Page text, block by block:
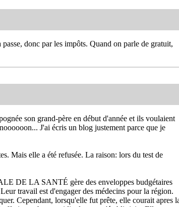
donc par les impôts. Quand on parle de gratuit,
son grand-père en début d'année et ils voulaient
J'ai écris un blog justement parce que je
Mais elle a été refusée. La raison: lors du test de
DE LA SANTÉ gère des enveloppes budgétaires
travail est d'engager des médecins pour la région.
Cependant, lorsqu'elle fut prête, elle courait apres